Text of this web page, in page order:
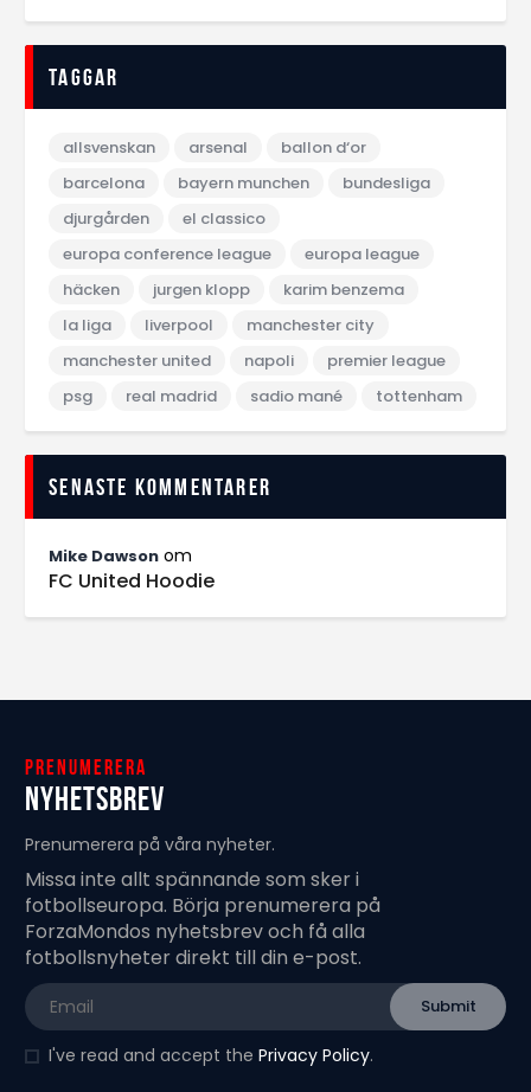
Taggar
allsvenskan arsenal
ballon d‘or
barcelona
bayern munchen
bundesliga
djurgården
el classico
europa conference league
europa league
häcken
jurgen klopp
karim benzema
la liga
liverpool
manchester city
manchester united
napoli
premier league
psg
real madrid sadio mané tottenham
Senaste kommentarer
Mike Dawson om
FC United Hoodie
Prenumerera
Nyhetsbrev
Prenumerera på våra nyheter.
Missa inte allt spännande som sker i
fotbollseuropa. Börja prenumerera på
ForzaMondos nyhetsbrev och få alla
fotbollsnyheter direkt till din e-post.
I've read and accept the Privacy Policy.